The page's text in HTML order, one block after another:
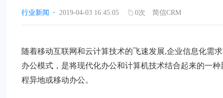
行业新闻 · 2019-04-03 16:45:05 0次 简信CRM
随着移动互联网和云计算技术的飞速发展,企业信息化需
办公模式，是将现代化办公和计算机技术结合起来的一
程异地或移动办公。